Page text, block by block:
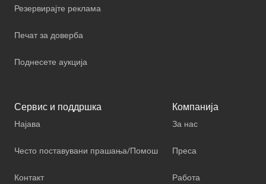
Резервирајте реклама
Печат за доверба
Поднесете аукција
Сервис и поддршка
Најава
Често поставувани прашања/Помош
Контакт
Компанија
За нас
Преса
Работа